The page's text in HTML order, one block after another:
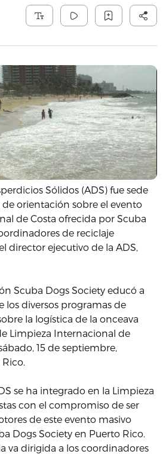
Sólidos (ADS) fue sede
orientación sobre el evento
de Costa ofrecida por Scuba
de reciclaje
director ejecutivo de la ADS,
Scuba Dogs Society educó a
los diversos programas de
la logística de la onceava
Limpieza Internacional de
15 de septiembre,
se ha integrado en la Limpieza
con el compromiso de ser
de este evento masivo
Dogs Society en Puerto Rico.
va dirigida a los coordinadores